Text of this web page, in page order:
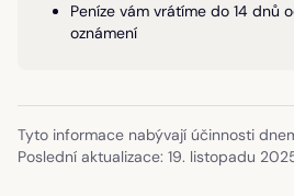
Peníze vám vrátíme do 14 dnů
oznámení
Tyto informace nabývají účinnosti
Poslední aktualizace: 19. listopadu